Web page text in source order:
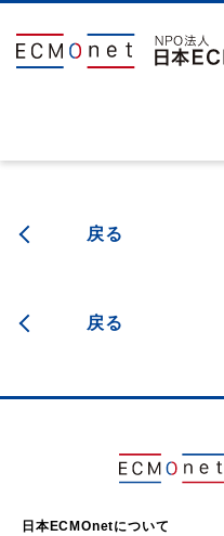
戻る
戻る
日本ECMOnetについて